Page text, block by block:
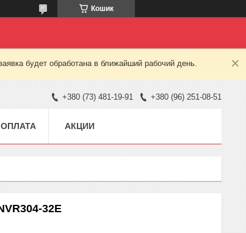
Кошик
будет обработана в ближайший рабочий день.
+380 (73) 481-19-91 +380 (96) 251-08-51
АКЦИИ
32E